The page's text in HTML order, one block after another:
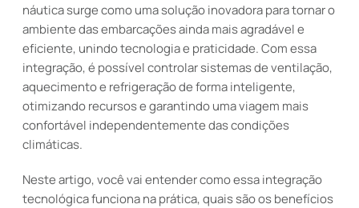
náutica surge como uma solução inovadora para tornar o
ambiente das embarcações ainda mais agradável e
eficiente, unindo tecnologia e praticidade. Com essa
integração, é possível controlar sistemas de ventilação,
aquecimento e refrigeração de forma inteligente,
otimizando recursos e garantindo uma viagem mais
confortável independentemente das condições
climáticas.
Neste artigo, você vai entender como essa integração
tecnológica funciona na prática, quais são os benefícios